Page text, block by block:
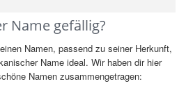
Name gefällig?
Namen, passend zu seiner Herkunft,
Name ideal. Wir haben dir hier
Namen zusammengetragen: